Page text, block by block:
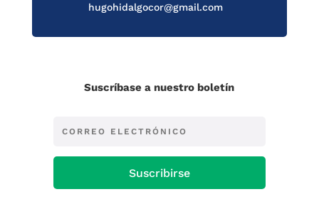
hugohidalgocor@gmail.com
Suscríbase a nuestro boletín
Suscribirse